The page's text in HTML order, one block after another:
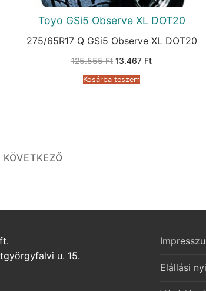
Toyo GSi5 Observe XL DOT20
275/65R17 Q GSi5 Observe XL DOT20
125.555Ft Original
was:
125.555 Ft.
13.467 FtCurrent
Kosárba teszem
KÖVETKEZŐ
u. 15.
Elállási